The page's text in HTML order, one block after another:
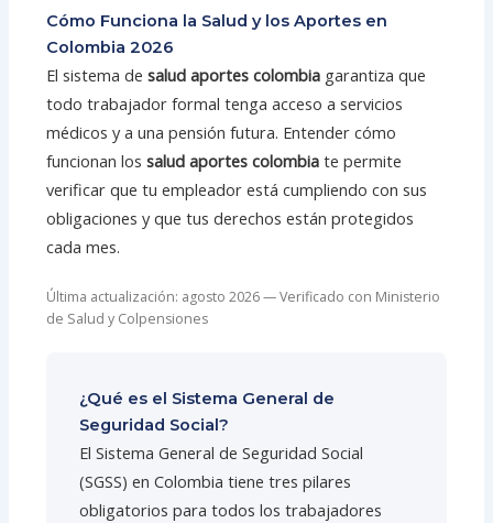
Cómo Funciona la Salud y los Aportes en
Colombia 2026
El sistema desalud aportes colombia garantiza que
todo trabajador formal tenga acceso a servicios
médicos y a una pensión futura. Entender cómo
funcionan lossalud aportes colombia te permite
verificar que tu empleador está cumpliendo con sus
obligaciones y que tus derechos están protegidos
cada mes.
Última actualización: agosto 2026 — Verificado con Ministerio
de Salud y Colpensiones
¿Qué es el Sistema General de
Seguridad Social?
El Sistema General de Seguridad Social
(SGSS) en Colombia tiene tres pilares
obligatorios para todos los trabajadores